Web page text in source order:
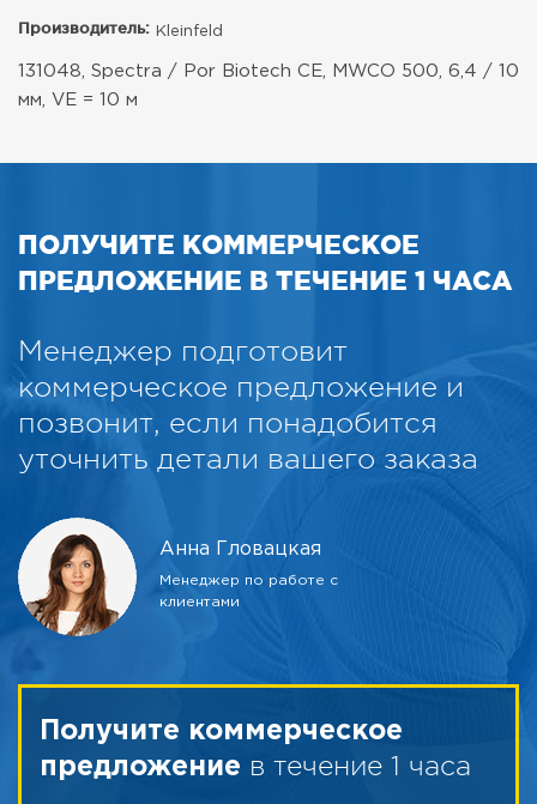
Производитель: Kleinfeld
131048, Spectra / Por Biotech CE,
MWCO 500, 6,4 / 10
мм, VE = 10 м
ПОЛУЧИТЕ КОММЕРЧЕСКОЕ
ПРЕДЛОЖЕНИЕ В ТЕЧЕНИЕ 1 ЧАСА
Менеджер подготовит
коммерческое предложение и
позвонит, если понадобится
уточнить детали вашего заказа
Анна Гловацкая
Менеджер по работе с
клиентами
Получите коммерческое
предложение в течение 1 часа